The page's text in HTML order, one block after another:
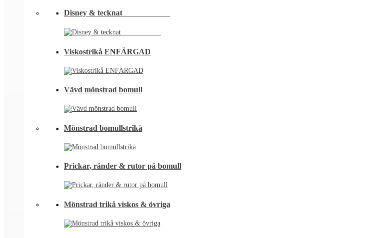
Disney & tecknat⠀⠀⠀⠀⠀⠀⠀⠀
Viskostrikå ENFÄRGAD
Vävd mönstrad bomull
Mönstrad bomullstrikå
Prickar, ränder & rutor på bomull
Mönstrad trikå viskos & övriga